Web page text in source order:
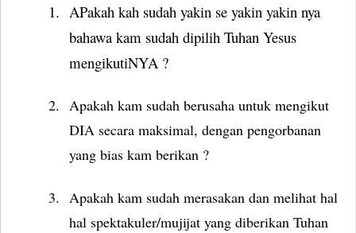
1. APakah kah sudah yakin se yakin yakin nya
bahawa kam sudah dipilih Tuhan Yesus
mengikutiNYA ?
2. Apakah kam sudah berusaha untuk mengikut
DIA secara maksimal, dengan pengorbanan
yang bias kam berikan ?
3. Apakah kam sudah merasakan dan melihat hal
hal spektakuler/mujijat yang diberikan Tuhan